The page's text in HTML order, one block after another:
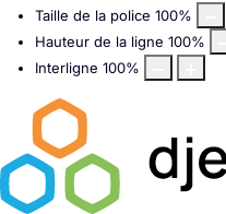
Taille de la police 100%
Hauteur de la ligne 100%
Interligne 100%